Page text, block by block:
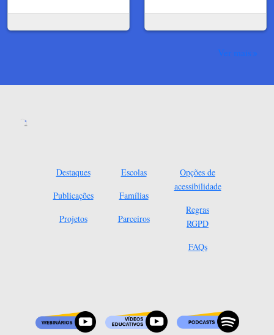
Ver mais
Destaques
Publicações
Projetos
Escolas
Famílias
Parceiros
Opções de
acessibilidade
Regras
RGPD
FAQs